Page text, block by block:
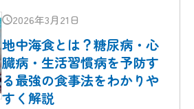
2026年3月21日
地中海食とは？糖尿病・心
臓病・生活習慣病を予防す
る最強の食事法をわかりや
すく解説